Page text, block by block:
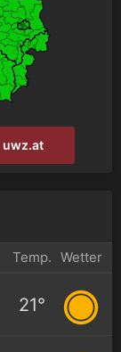
uwz.at
Temp. Wetter
21°